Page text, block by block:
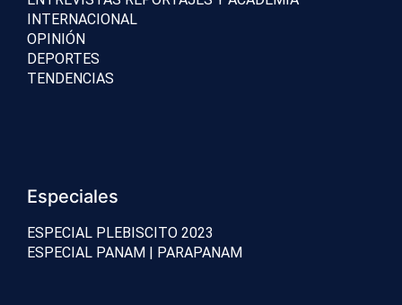
INTERNACIONAL
OPINIÓN
DEPORTES
TENDENCIAS
Especiales
ESPECIAL PLEBISCITO 2023
ESPECIAL PANAM | PARAPANAM